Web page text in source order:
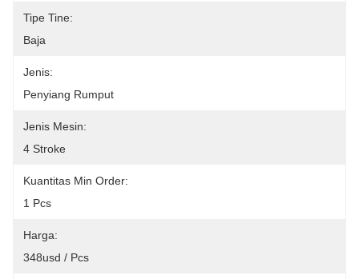
Tipe Tine:
Baja
Jenis:
Penyiang Rumput
Jenis Mesin:
4 Stroke
Kuantitas Min Order:
1 Pcs
Harga:
348usd / Pcs